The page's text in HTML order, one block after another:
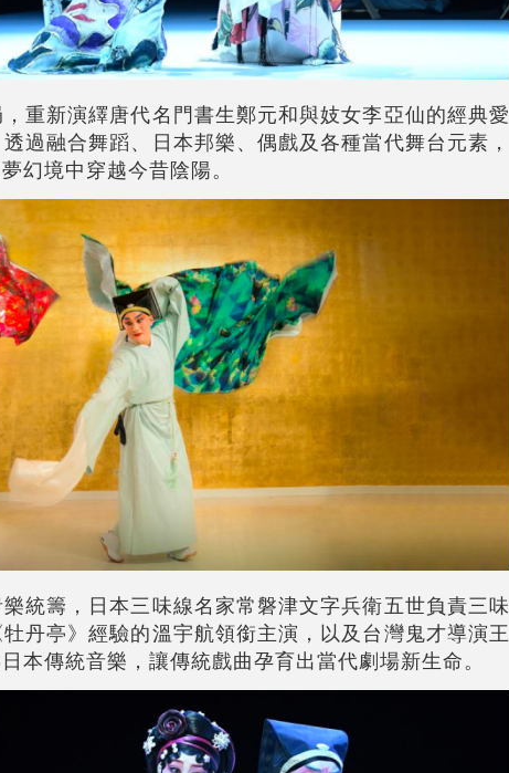
重新演繹唐代名門書生鄭元和與妓女李亞仙的經典愛
過融合舞蹈、日本邦樂、偶戲及各種當代舞台元素，
幻境中穿越今昔陰陽。
統籌，日本三味線名家常磐津文字兵衛五世負責三味
丹亭》經驗的溫宇航領銜主演，以及台灣鬼才導演王
本傳統音樂，讓傳統戲曲孕育出當代劇場新生命。